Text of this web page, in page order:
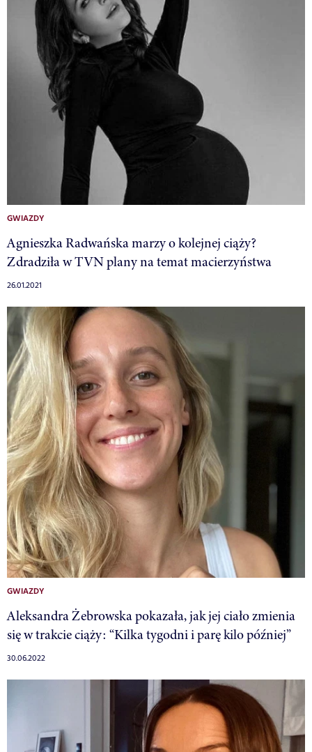
GWIAZDY
Agnieszka Radwańska marzy o kolejnej ciąży?
Zdradziła w TVN plany na temat macierzyństwa
26.01.2021
GWIAZDY
Aleksandra Żebrowska pokazała, jak jej ciało zmienia
się w trakcie ciąży: “Kilka tygodni i parę kilo później”
30.06.2022